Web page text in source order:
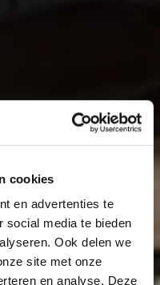
cookies
en advertenties te
social media te bieden
Ook delen we
site met onze
en analyse. Deze